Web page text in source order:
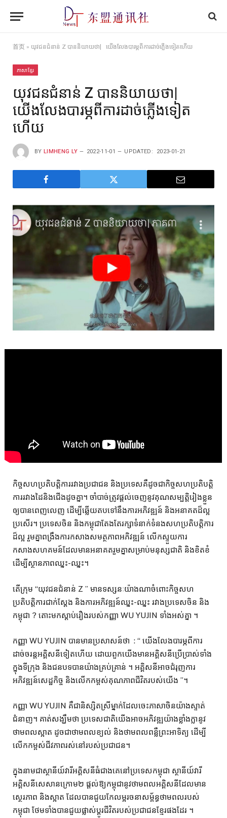
首页 » យុវជនជំនាន់ Z បាននិយាយថា| យើង​លែង​បារម្ភ​ពី​ការ​ដាច់​ភ្លើង​ទៀត​ហើយ
ភាសាខ្មែរ
យុវជនជំនាន់ Z បាននិយាយថា|
យើង​លែង​បារម្ភ​ពី​ការ​ដាច់​ភ្លើង​ទៀត​
ហើយ
BY LIMHENG LY 2022-11-01 UPDATED: 2023-01-21
កិច្ចសហប្រតិបត្តិការរវាងប្រជាជន និងប្រទេសគឺដូចជាកិច្ចសហប្រតិបត្តិ
ការរវាងដៃនិងជើងដូចគ្នា។ ចាំបាច់ត្រូវផ្តល់ចេញនូវគុណសម្បត្តិរៀងខ្លួន
ឲ្យបានពេញលេញ ដើម្បីឆ្លើយតបទៅនឹងការអភិវឌ្ឍន៍ និងអនាគតដ៏ល្អ
ប្រសើរ។ ប្រទេសចិន និងកម្ពុជាតែងតែរក្សាទំនាក់ទំនងសហប្រតិបត្តិការ
ដ៏ល្អ រួមគ្នាពង្រឹងការកសាងសមត្ថភាពអភិវឌ្ឍន៍ លើកស្ទួយការ
កសាងសហគមន៍ដែលមានអនាគតរួមគ្នាសម្រាប់មនុស្សជាតិ និងខិតខំ
ដើម្បីស្ថានភាពឈ្នះ-ឈ្នះ។
តើក្រុម “យុវជនជំនាន់ Z ” មានទស្សនៈយ៉ាងណាចំពោះកិច្ចសហ
ប្រតិបត្តិការជាក់ស្តែង និងការអភិវឌ្ឍន៍ឈ្នះ-ឈ្នះ រវាងប្រទេសចិន និង
កម្ពុជា ? តោះមកស្តាប់រឿងរបស់កញ្ញា WU YUJIN ទាំងអស់គ្នា ។
កញ្ញា WU YUJIN បានមានប្រសាសន៍ថា : “ យើងលែងបារម្ភពីការ
ដាច់ចរន្តអគ្គិសនីទៀតហើយ ដោយពួកយើងមានអគ្គិសនីប្រើប្រាស់ទាំង
ក្នុងទីក្រុង និងជនបទបានយ៉ាងគ្រប់គ្រាន់ ។ អគ្គិសនីអាចជំរុញការ
អភិវឌ្ឍន៍សេដ្ឋកិច្ច និងលើកកម្ពស់គុណភាពជីវិតរបស់យើង ”។
កញ្ញា WU YUJIN គឺជានិស្សិតស្រីម្នាក់ដែលចេះភាសាចិនយ៉ាងស្ទាត់
ជំនាញ។ គាត់សង្ឃឹមថា ប្រទេសជាតិយើងអាចអភិវឌ្ឍយ៉ាងខ្លាំងក្លានូវ
ថាមពលស្អាត ដូចជាថាមពលខ្យល់ និងថាមពលពន្លឺព្រះអាទិត្យ ដើម្បី
លើកកម្ពស់ជីវភាពរស់នៅរបស់ប្រជាជន។
ក្នុងនាមជាស្ថានីយ៍វារីអគ្គិសនីធំជាងគេនៅប្រទេសកម្ពុជា ស្ថានីយ៍វារី
អគ្គិសនីសេសានក្រោម២ ផ្តល់ឱ្យកម្ពុជានូវថាមពលអគ្គិសនីដែលមាន
ស្ថេរភាព និងស្អាត ដែលបានជួយកែលម្អរចនាសម្ព័ន្ធថាមពលរបស់
កម្ពុជា ថែមទាំងបានជួយផ្លាស់ប្តូរជីវិតរបស់ប្រជាជនខ្មែរផងដែរ ។